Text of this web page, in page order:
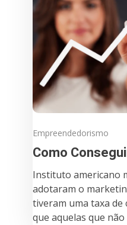
Empreendedorismo
Como
Instituto americano
adotaram o
tiveram uma taxa de
que aquelas que